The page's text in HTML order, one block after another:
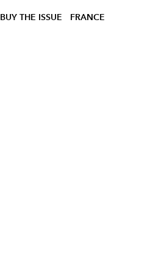
BUY THE ISSUE FRANCE